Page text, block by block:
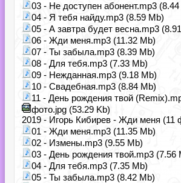
03 - Не доступен абонент.mp3
04 - Я тебя найду.mp3 (8.59 Mb)
05 - А завтра будет весна.mp3
06 - Жди меня.mp3 (11.32 Mb)
07 - Ты забыла.mp3 (8.39 Mb)
08 - Для тебя.mp3 (7.33 Mb)
09 - Нежданная.mp3 (9.18 Mb)
10 - Свадебная.mp3 (8.84 Mb)
11 - День рождения твой
фото.jpg (53.29 Kb)
2019 - Игорь Кибирев - Жди меня (11
01 - Жди меня.mp3 (11.35 Mb)
02 - Измены.mp3 (9.55 Mb)
03 - День рождения твой.mp3 (7.56
04 - Для тебя.mp3 (7.35 Mb)
05 - Ты забыла.mp3 (8.42 Mb)